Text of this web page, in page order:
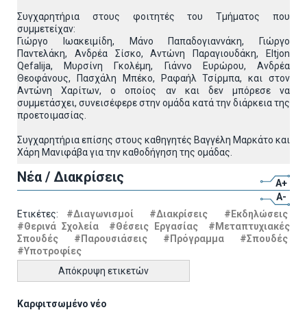
Συγχαρητήρια στους φοιτητές του Τμήματος που
συμμετείχαν:
Γιώργο Ιωακειμίδη, Μάνο Παπαδογιαννάκη, Γιώργο
Παντελάκη, Ανδρέα Σίσκο, Αντώνη Παραγιουδάκη, Eltjon
Qefalija, Μυρσίνη Γκολέμη, Γιάννο Ευρώρου, Ανδρέα
Θεοφάνους, Πασχάλη Μπέκο, Ραφαήλ Τσίρμπα, και στον
Αντώνη Χαρίτων, ο οποίος αν και δεν μπόρεσε να
συμμετάσχει, συνεισέφερε στην ομάδα κατά την διάρκεια της
προετοιμασίας.
Συγχαρητήρια επίσης στους καθηγητές Βαγγέλη Μαρκάτο και
Χάρη Μανιφάβα για την καθοδήγηση της ομάδας.
Νέα / Διακρίσεις
A+
A-
Ετικέτες: #Διαγωνισμοί #Διακρίσεις
#Εκδηλώσεις
#Θερινά Σχολεία
#Θέσεις Εργασίας
#Μεταπτυχιακές
Σπουδές
#Παρουσιάσεις #Πρόγραμμα
#Σπουδές
#Υποτροφίες
Απόκρυψη ετικετών
Καρφιτσωμένο νέο